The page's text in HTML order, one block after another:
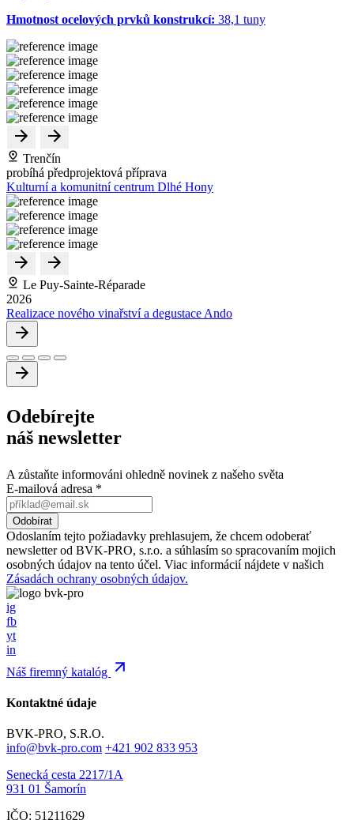
Hmotnost ocelových prvků konstrukcí: 38,1 tuny
Trenčín
probíhá předprojektová příprava
Kulturní a komunitní centrum Dlhé Hony
Le Puy-Sainte-Réparade
2026
Realizace nového vinařství a degustace Ando
Odebírejte
náš newsletter
A zůstaňte informováni ohledně novinek z našeho světa
E-mailová adresa *
Odoslaním tejto požiadavky prehlasujem, že chcem odoberať
newsletter od BVK-PRO, s.r.o. a súhlasím so spracovaním mojich
osobných údajov na tento účel. Viac informácií nájdete v našich
Zásadách ochrany osobných údajov.
ig
fb
yt
in
Náš firemný katalóg
Kontaktné údaje
BVK-PRO, S.R.O.
info@bvk-pro.com +421 902 833 953
Senecká cesta 2217/1A
931 01 Šamorín
IČO: 51211629